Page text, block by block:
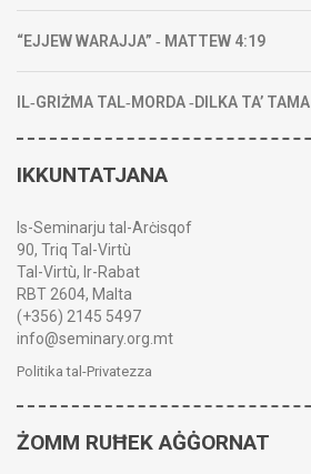
“EJJEW WARAJJA” ‑ MATTEW 4:19
IL‑GRIŻMA TAL‑MORDA ‑DILKA TA’ TAMA
IKKUNTATJANA
Is-Seminarju tal-Arċisqof
90, Triq Tal-Virtù
Tal-Virtù, Ir-Rabat
RBT 2604, Malta
(+356) 2145 5497
info@seminary.org.mt
Politika tal-Privatezza
ŻOMM RUĦEK AĠĠORNAT